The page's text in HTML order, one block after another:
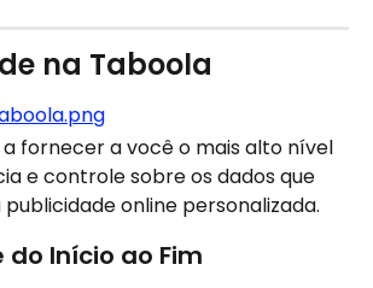
na Taboola
fornecer a você o mais alto nível
e controle sobre os dados que
online personalizada.
Início ao Fim